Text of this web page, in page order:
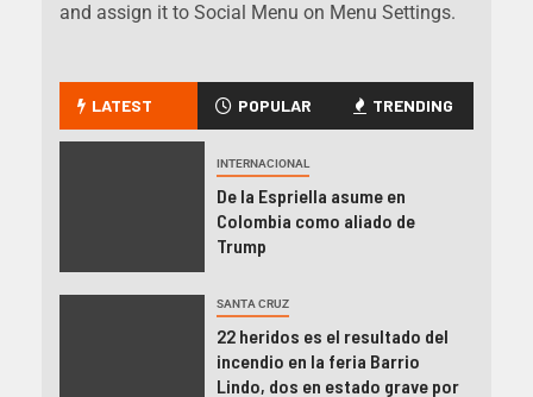
and assign it to Social Menu on Menu Settings.
LATEST POPULAR TRENDING
INTERNACIONAL
De la Espriella asume en
Colombia como aliado de
Trump
SANTA CRUZ
22 heridos es el resultado del
incendio en la feria Barrio
Lindo, dos en estado grave por